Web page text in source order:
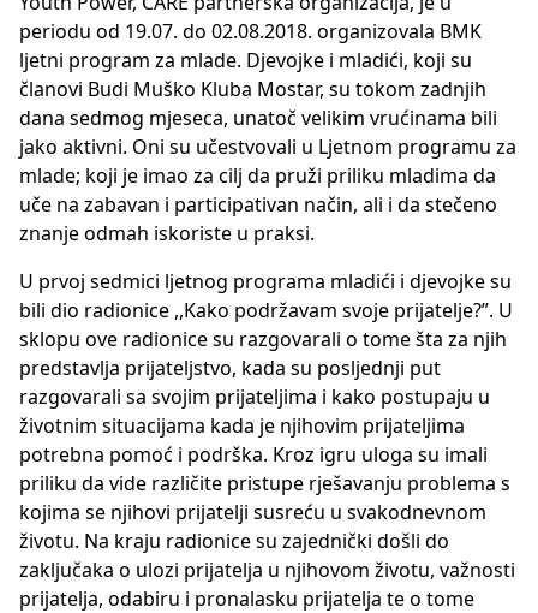
periodu od 19.07. do 02.08.2018. organizovala BMK
ljetni program za mlade. Djevojke i mladići, koji su
članovi Budi Muško Kluba Mostar, su tokom zadnjih
dana sedmog mjeseca, unatoč velikim vrućinama bili
jako aktivni. Oni su učestvovali u Ljetnom programu za
mlade; koji je imao za cilj da pruži priliku mladima da
uče na zabavan i participativan način, ali i da stečeno
znanje odmah iskoriste u praksi.
U prvoj sedmici ljetnog programa mladići i djevojke su
bili dio radionice ,,Kako podržavam svoje prijatelje?”. U
sklopu ove radionice su razgovarali o tome šta za njih
predstavlja prijateljstvo, kada su posljednji put
razgovarali sa svojim prijateljima i kako postupaju u
životnim situacijama kada je njihovim prijateljima
potrebna pomoć i podrška. Kroz igru uloga su imali
priliku da vide različite pristupe rješavanju problema s
kojima se njihovi prijatelji susreću u svakodnevnom
životu. Na kraju radionice su zajednički došli do
zaključaka o ulozi prijatelja u njihovom životu, važnosti
prijatelja, odabiru i pronalasku prijatelja te o tome